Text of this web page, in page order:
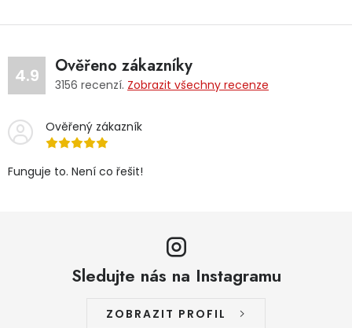
4.9 Ověřeno zákazníky
3156 recenzí. Zobrazit všechny recenze
Ověřený zákazník
Funguje to. Není co řešit!
Sledujte nás na Instagramu
ZOBRAZIT PROFIL